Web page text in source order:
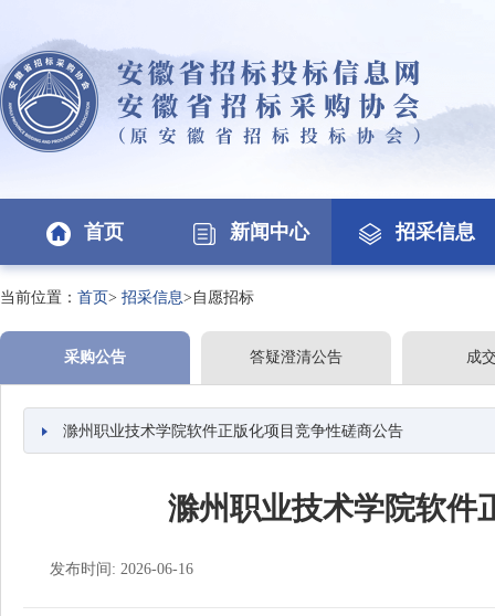
首页 新闻中心 招采信息
当前位置： 首页> 招采信息>自愿招标
采购公告 答疑澄清公告 成
滁州职业技术学院软件正版化项目竞争性磋商公告
滁州职业技术学院软件
发布时间: 2026-06-16